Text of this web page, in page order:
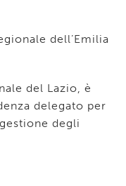
dell’Emilia
del Lazio, è
delegato per
degli